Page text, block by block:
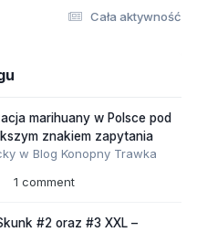
Cała aktywność
marihuany w Polsce pod
znakiem zapytania
w Blog Konopny Trawka
1 comment
#2 oraz #3 XXL –